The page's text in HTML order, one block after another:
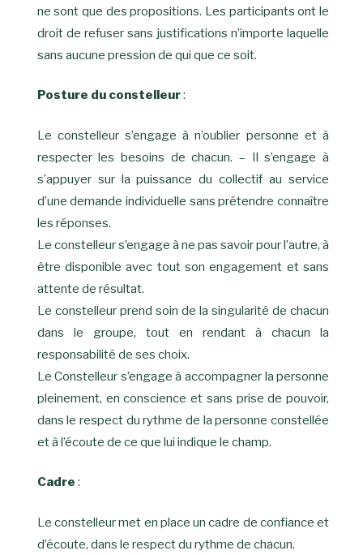
ne sont que des propositions. Les participants ont le
droit de refuser sans justifications n’importe laquelle
sans aucune pression de qui que ce soit.
Posture du constelleur:
Le constelleur s’engage à n’oublier personne et à
respecter les besoins de chacun. – Il s’engage à
s’appuyer sur la puissance du collectif au service
d’une demande individuelle sans prétendre connaître
les réponses.
Le constelleur s’engage à ne pas savoir pour l’autre, à
être disponible avec tout son engagement et sans
attente de résultat.
Le constelleur prend soin de la singularité de chacun
dans le groupe, tout en rendant à chacun la
responsabilité de ses choix.
Le Constelleur s’engage à accompagner la personne
pleinement, en conscience et sans prise de pouvoir,
dans le respect du rythme de la personne constellée
et à l’écoute de ce que lui indique le champ.
Cadre :
Le constelleur met en place un cadre de confiance et
d’écoute, dans le respect du rythme de chacun.